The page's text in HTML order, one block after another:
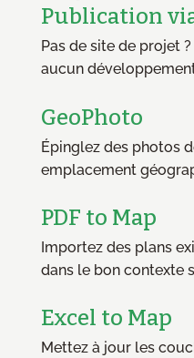
Publication
Pas de site de projet
aucun
GeoPhoto
Épinglez des photos
emplacement
PDF to Map
Importez des plans
dans le bon contexte
Excel to Map
Mettez à jour les